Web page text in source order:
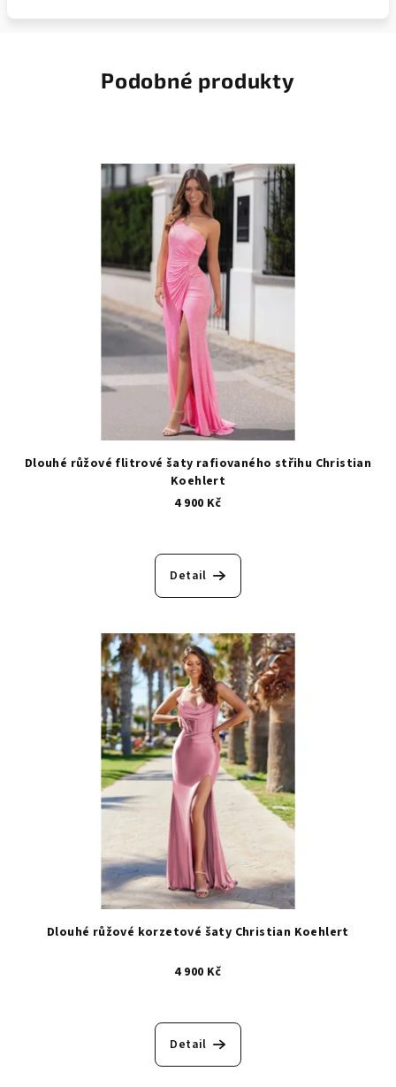
Podobné produkty
Dlouhé růžové flitrové šaty rafiovaného střihu Christian
Koehlert
4 900 Kč
Detail
Dlouhé růžové korzetové šaty Christian Koehlert
4 900 Kč
Detail